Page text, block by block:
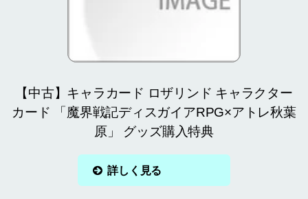
【中古】キャラカード ロザリンド キャラクター
カード 「魔界戦記ディスガイアRPG×アトレ秋葉
原」 グッズ購入特典
詳しく見る